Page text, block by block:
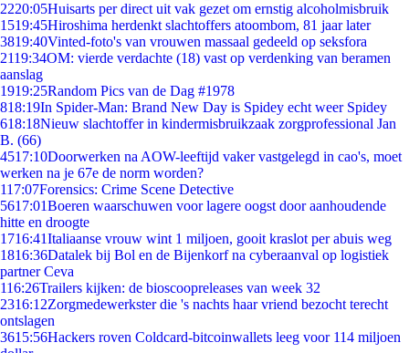
2220:05Huisarts per direct uit vak gezet om ernstig alcoholmisbruik
1519:45Hiroshima herdenkt slachtoffers atoombom, 81 jaar later
3819:40Vinted-foto's van vrouwen massaal gedeeld op seksfora
2119:34OM: vierde verdachte (18) vast op verdenking van beramen
aanslag
1919:25Random Pics van de Dag #1978
818:19In Spider-Man: Brand New Day is Spidey echt weer Spidey
618:18Nieuw slachtoffer in kindermisbruikzaak zorgprofessional Jan
B. (66)
4517:10Doorwerken na AOW-leeftijd vaker vastgelegd in cao's, moet
werken na je 67e de norm worden?
117:07Forensics: Crime Scene Detective
5617:01Boeren waarschuwen voor lagere oogst door aanhoudende
hitte en droogte
1716:41Italiaanse vrouw wint 1 miljoen, gooit kraslot per abuis weg
1816:36Datalek bij Bol en de Bijenkorf na cyberaanval op logistiek
partner Ceva
116:26Trailers kijken: de bioscoopreleases van week 32
2316:12Zorgmedewerkster die 's nachts haar vriend bezocht terecht
ontslagen
3615:56Hackers roven Coldcard-bitcoinwallets leeg voor 114 miljoen